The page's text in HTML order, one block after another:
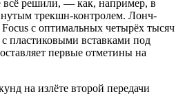
всё решили, — как, например, в
трекшн-контролем. Лонч-
Focus с оптимальных четырёх тысяч
пластиковыми вставками под
первые отметины на
на излёте второй передачи